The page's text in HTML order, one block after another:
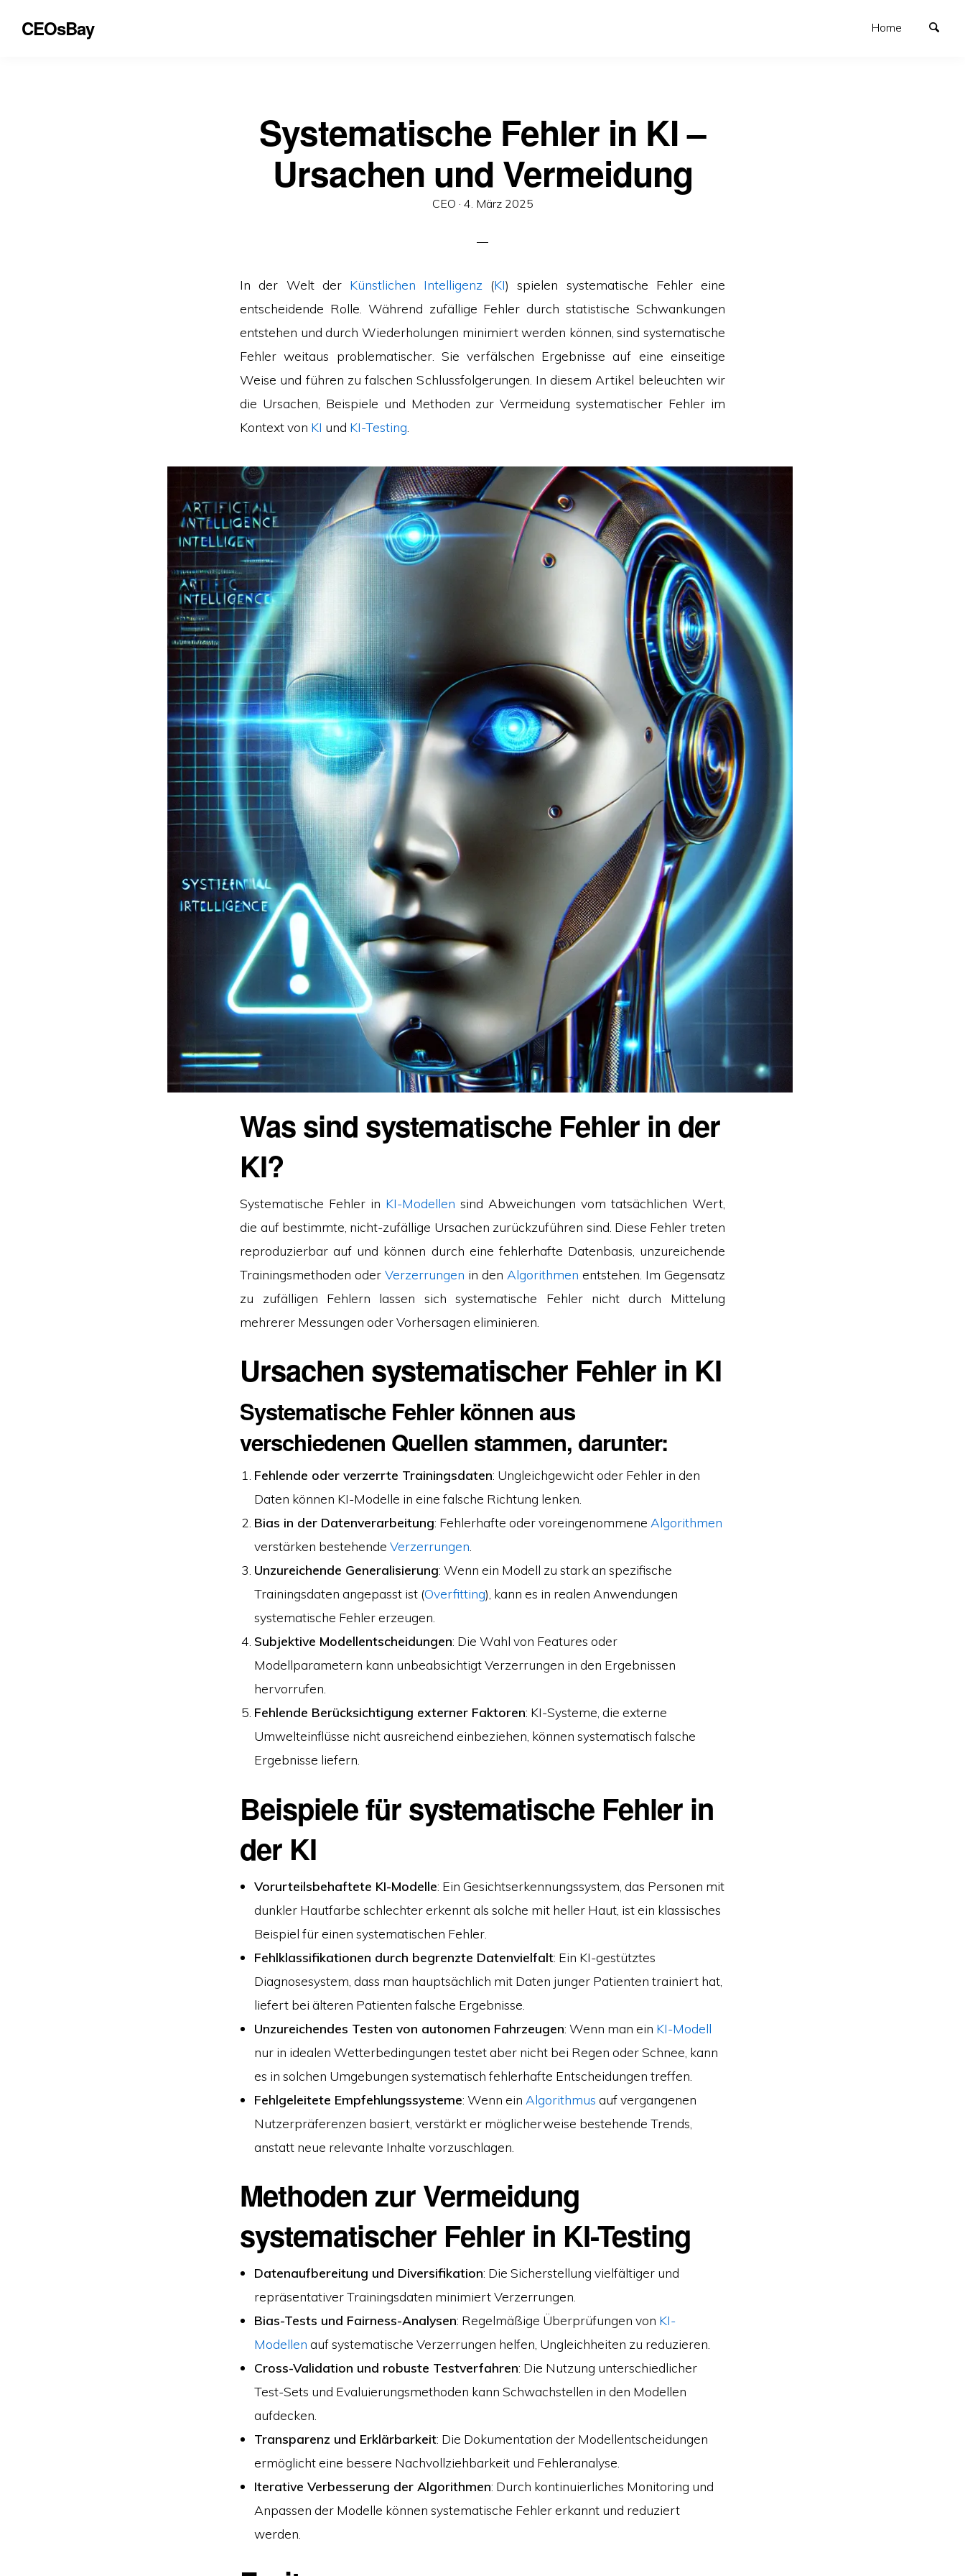
CEOsBay Home
Systematische Fehler in KI –
Ursachen und Vermeidung
CEO · Veröffentlicht
4. März 2025
In der Welt der Künstlichen Intelligenz (KI) spielen systematische Fehler eine
entscheidende Rolle. Während zufällige Fehler durch statistische Schwankungen
entstehen und durch Wiederholungen minimiert werden können, sind systematische
Fehler weitaus problematischer. Sie verfälschen Ergebnisse auf eine einseitige
Weise und führen zu falschen Schlussfolgerungen. In diesem Artikel beleuchten wir
die Ursachen, Beispiele und Methoden zur Vermeidung systematischer Fehler im
Kontext von KI und KI-Testing
Was sind systematische Fehler in der
KI?
Systematische Fehler in KI-Modellen sind Abweichungen vom tatsächlichen Wert,
die auf bestimmte, nicht-zufällige Ursachen zurückzuführen sind. Diese Fehler treten
reproduzierbar auf und können durch eine fehlerhafte Datenbasis, unzureichende
Trainingsmethoden oderVerzerrungen in den Algorithmen entstehen. Im Gegensatz
zu zufälligen Fehlern lassen sich systematische Fehler nicht durch Mittelung
mehrerer Messungen oder Vorhersagen eliminieren.
Ursachen systematischer Fehler in KI
Systematische Fehler können aus
verschiedenen Quellen stammen, darunter:
Fehlende oder verzerrte Trainingsdaten: Ungleichgewicht oder Fehler in den
Daten können KI-Modelle in eine falsche Richtung lenken.
Bias in der Datenverarbeitung: Fehlerhafte oder voreingenommene Algorithmen
verstärken bestehendeVerzerrungen
Unzureichende Generalisierung: Wenn ein Modell zu stark an spezifische
Trainingsdaten angepasst ist (Overfitting), kann es in realen Anwendungen
systematische Fehler erzeugen.
Subjektive Modellentscheidungen: Die Wahl von Features oder
Modellparametern kann unbeabsichtigt Verzerrungen in den Ergebnissen
hervorrufen.
Fehlende Berücksichtigung externer Faktoren: KI-Systeme, die externe
Umwelteinflüsse nicht ausreichend einbeziehen, können systematisch falsche
Ergebnisse liefern.
Beispiele für systematische Fehler in
der KI
Vorurteilsbehaftete KI-Modelle: Ein Gesichtserkennungssystem, das Personen mit
dunkler Hautfarbe schlechter erkennt als solche mit heller Haut, ist ein klassisches
Beispiel für einen systematischen Fehler.
Fehlklassifikationen durch begrenzte Datenvielfalt: Ein KI-gestütztes
Diagnosesystem, dass man hauptsächlich mit Daten junger Patienten trainiert hat,
liefert bei älteren Patienten falsche Ergebnisse.
Unzureichendes Testen von autonomen Fahrzeugen: Wenn man ein KI-Modell
nur in idealen Wetterbedingungen testet aber nicht bei Regen oder Schnee, kann
es in solchen Umgebungen systematisch fehlerhafte Entscheidungen treffen.
Fehlgeleitete Empfehlungssysteme: Wenn ein Algorithmus auf vergangenen
Nutzerpräferenzen basiert, verstärkt er möglicherweise bestehende Trends,
anstatt neue relevante Inhalte vorzuschlagen.
Methoden zur Vermeidung
systematischer Fehler in KI-Testing
Datenaufbereitung und Diversifikation: Die Sicherstellung vielfältiger und
repräsentativer Trainingsdaten minimiert Verzerrungen.
Bias-Tests und Fairness-Analysen: Regelmäßige Überprüfungen von KI-
Modellen auf systematische Verzerrungen helfen, Ungleichheiten zu reduzieren.
Cross-Validation und robuste Testverfahren: Die Nutzung unterschiedlicher
Test-Sets und Evaluierungsmethoden kann Schwachstellen in den Modellen
aufdecken.
Transparenz und Erklärbarkeit: Die Dokumentation der Modellentscheidungen
ermöglicht eine bessere Nachvollziehbarkeit und Fehleranalyse.
Iterative Verbesserung der Algorithmen: Durch kontinuierliches Monitoring und
Anpassen der Modelle können systematische Fehler erkannt und reduziert
werden.